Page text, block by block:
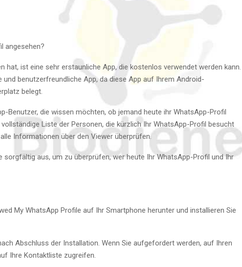
angesehen?
hat, ist eine sehr erstaunliche App, die kostenlos verwendet werden kann.
und benutzerfreundliche App, da diese App auf Ihrem Android-
belegt.
Benutzer, die wissen möchten, ob jemand heute ihr WhatsApp-Profil
Liste der Personen, die kürzlich Ihr WhatsApp-Profil besucht
Informationen über den Viewer überprüfen.
sorgfältig aus, um zu überprüfen, wer heute Ihr WhatsApp-Profil und Ihr
My WhatsApp Profile auf Ihr Smartphone herunter und installieren Sie
Abschluss der Installation. Wenn Sie aufgefordert werden, auf Ihren
Ihre Kontaktliste zugreifen.